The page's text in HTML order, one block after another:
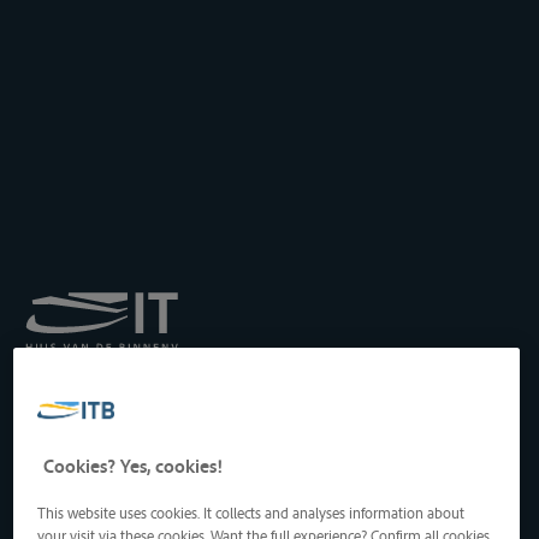
Transport par Batellerie
Drukpersstraat 19
1000 Bruxelles, Belgique
Tél: +32 2 217 09 67
http://www.itb-info.be
Cookies? Yes, cookies!
This website uses cookies. It collects and analyses information about